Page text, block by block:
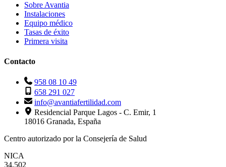
Sobre Avantia
Instalaciones
Equipo médico
Tasas de éxito
Primera visita
Contacto
958 08 10 49
658 291 027
info@avantiafertilidad.com
Residencial Parque Lagos - C. Emir, 1
18016 Granada, España
Centro autorizado por la Consejería de Salud
NICA
34.502